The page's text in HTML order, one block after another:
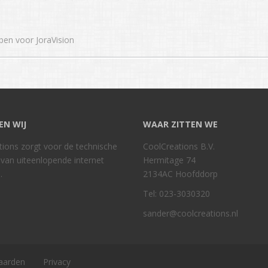
voor JoraVision
WIJ
zorgt voor de technische
uiteenlopende internet
WAAR ZITTEN WE
CoolCreations B.V.
Hermitage 74
2134AC Hoofddorp
Tel: 023-3030320
sander@coolcreations.nl
Privacy